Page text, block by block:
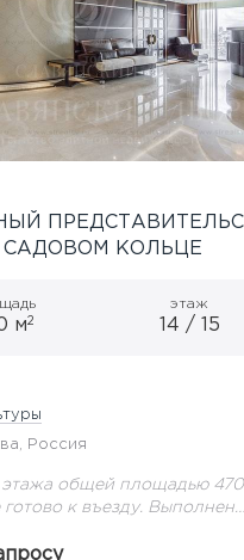
КОЛЬЦЕ
м2
этаж
14 / 15
Россия
общей площадью 470
к въезду. Выполнен
оснащение, приточно-
показать ещё 8